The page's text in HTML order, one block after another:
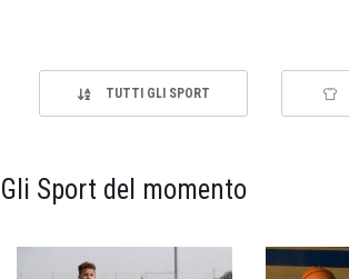
TUTTI GLI SPORT
Gli Sport del momento